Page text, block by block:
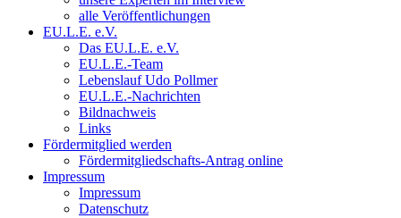
alle Veröffentlichungen
EU.L.E. e.V.
Das EU.L.E. e.V.
EU.L.E.-Team
Lebenslauf Udo Pollmer
EU.L.E.-Nachrichten
Bildnachweis
Links
Fördermitglied werden
Fördermitgliedschafts-Antrag online
Impressum
Impressum
Datenschutz